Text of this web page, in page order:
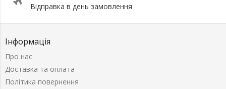
Відправка в день замовлення
Інформація
Про нас
Доставка та оплата
Політика повернення